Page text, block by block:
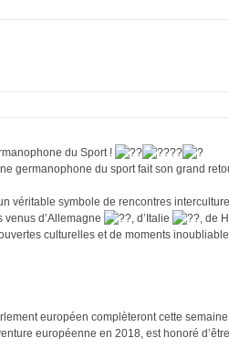
du Sport !
germanophone du sport fait son grand
véritable symbole de rencontres
d’Allemagne
, d’Italie , de
culturelles et de moments
européen complèteront cette
européenne en 2018, est honoré